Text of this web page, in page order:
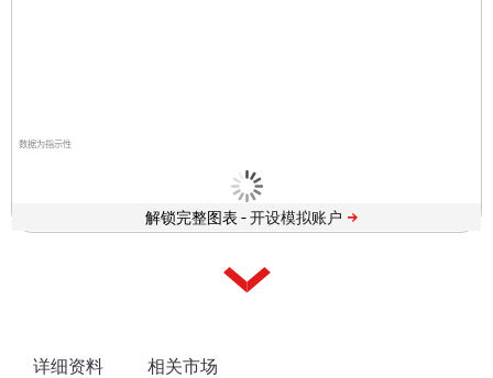
数据为指示性
解锁完整图表 -
详细资料 相关市场